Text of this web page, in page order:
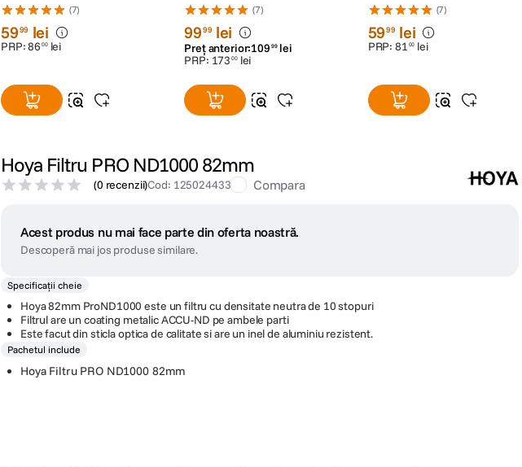
(7)
5999 lei
PRP:86 00 lei
58mm
(7)
9999 lei
Preț anterior:109 99 lei
PRP: 173 00 lei
(7)
5999 lei
PRP: 81 00 lei
Hoya Filtru PRO ND1000 82mm
(0 recenzii)Cod: 125024433 Compara
Acest produs nu mai face parte din oferta noastră.
Descoperă mai jos produse similare.
Specificații cheie
Hoya 82mm ProND1000 este un filtru cu densitate neutra de 10 stopuri
Filtrul are un coating metalic ACCU-ND pe ambele parti
Este facut din sticla optica de calitate si are un inel de aluminiu rezistent.
Pachetul include
Hoya Filtru PRO ND1000 82mm